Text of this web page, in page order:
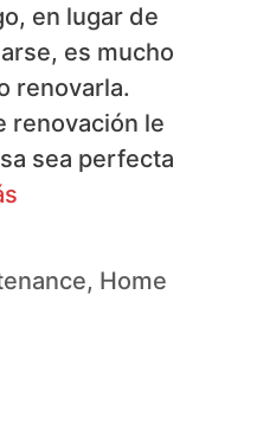
en lugar de
es mucho
renovarla.
renovación le
sea perfecta
, Home